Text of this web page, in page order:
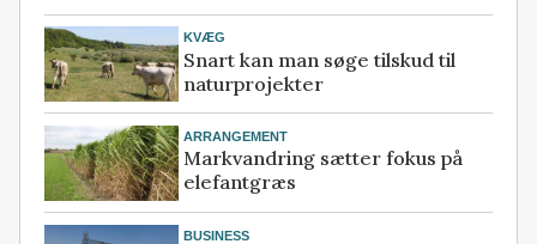
KVÆG
Snart kan man søge tilskud til
naturprojekter
ARRANGEMENT
Markvandring sætter fokus på
elefantgræs
BUSINESS